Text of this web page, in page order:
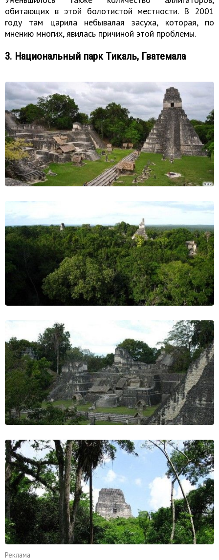
обитающих в этой болотистой местности. В 2001
году там царила небывалая засуха, которая, по
мнению многих, явилась причиной этой проблемы.
3. Национальный парк Тикаль, Гватемала
Реклама